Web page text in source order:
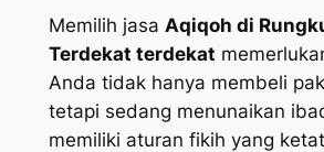
Memilih jasa Aqiqoh di
Terdekat terdekat
Anda tidak hanya membeli
tetapi sedang menunaikan
memiliki aturan fikih yang